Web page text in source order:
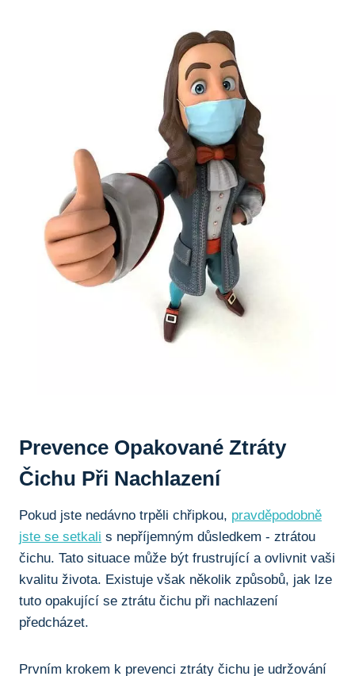
Prevence Opakované Ztráty‌
Čichu Při Nachlazení
Pokud jste ⁢nedávno⁤ trpěli chřipkou, pravděpodobně
jste se setkali s nepříjemným důsledkem ⁢- ⁤ztrátou
čichu. Tato situace ‍může být frustrující a ovlivnit ‍vaši
kvalitu života. Existuje ⁢však⁣ několik ⁤způsobů, jak lze
tuto opakující se ztrátu ⁢čichu při nachlazení
předcházet.
Prvním krokem ‍k‍ prevenci ztráty‌ čichu je udržování